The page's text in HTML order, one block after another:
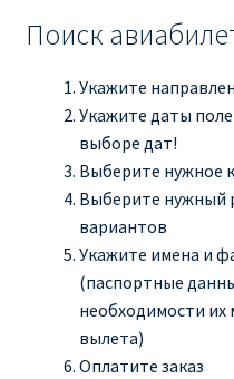
Поиск
Укажите
Укажите даты
выборе дат!
Выберите нужное
Выберите нужный
вариантов
Укажите имена и
(паспортные
необходимости их
вылета)
Оплатите заказ